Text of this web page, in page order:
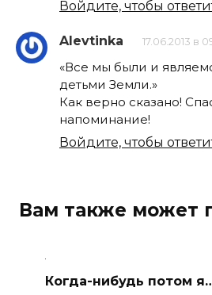
Войдите, чтобы
Alevtinka 17.06.2013 в
«Все мы были и
детьми Земли.»
Как верно сказано!
напоминание!
Войдите, чтобы
Вам также может
Когда-нибудь потом